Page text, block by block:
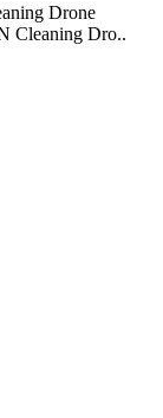
Drone
Cleaning Dro..